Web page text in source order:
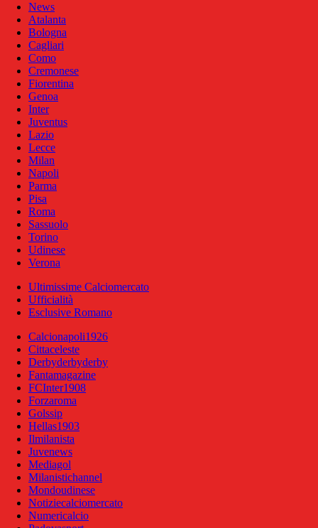
News
Atalanta
Bologna
Cagliari
Como
Cremonese
Fiorentina
Genoa
Inter
Juventus
Lazio
Lecce
Milan
Napoli
Parma
Pisa
Roma
Sassuolo
Torino
Udinese
Verona
Ultimissime Calciomercato
Ufficialità
Esclusive Romano
Calcionapoli1926
Cittaceleste
Derbyderbyderby
Fantamagazine
FCInter1908
Forzaroma
Golssip
Hellas1903
Ilmilanista
Juvenews
Mediagol
Milanistichannel
Mondoudinese
Notiziecalciomercato
Numericalcio